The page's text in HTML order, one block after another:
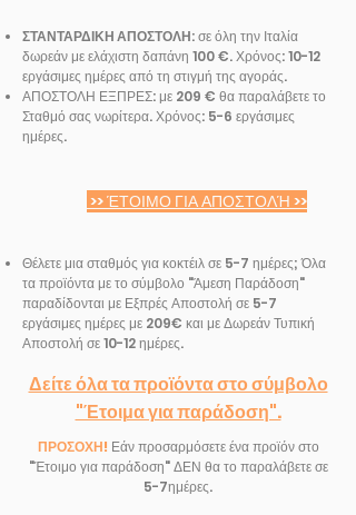
ΣΤΑΝΤΑΡΔΙΚΗ ΑΠΟΣΤΟΛΗ: σε όλη την Ιταλία
δωρεάν με ελάχιστη δαπάνη 100 €. Χρόνος: 10-12
εργάσιμες ημέρες από τη στιγμή της αγοράς.
ΑΠΟΣΤΟΛΗ ΕΞΠΡΕΣ: με 209 € θα παραλάβετε το
Σταθμό σας νωρίτερα. Χρόνος: 5-6 εργάσιμες
ημέρες.
>> ΈΤΟΙΜΟ ΓΙΑ ΑΠΟΣΤΟΛΉ >>
Θέλετε μια σταθμός για κοκτέιλ σε 5-7 ημέρες; Όλα
τα προϊόντα με το σύμβολο "Άμεση Παράδοση"
παραδίδονται με Εξπρές Αποστολή σε 5-7
εργάσιμες ημέρες με 209€ και με Δωρεάν Τυπική
Αποστολή σε 10-12 ημέρες.
Δείτε όλα τα προϊόντα στο σύμβολο
"Έτοιμα για παράδοση".
ΠΡΟΣΟΧΗ! Εάν προσαρμόσετε ένα προϊόν στο
"Έτοιμο για παράδοση" ΔΕΝ θα το παραλάβετε σε
5-7ημέρες.